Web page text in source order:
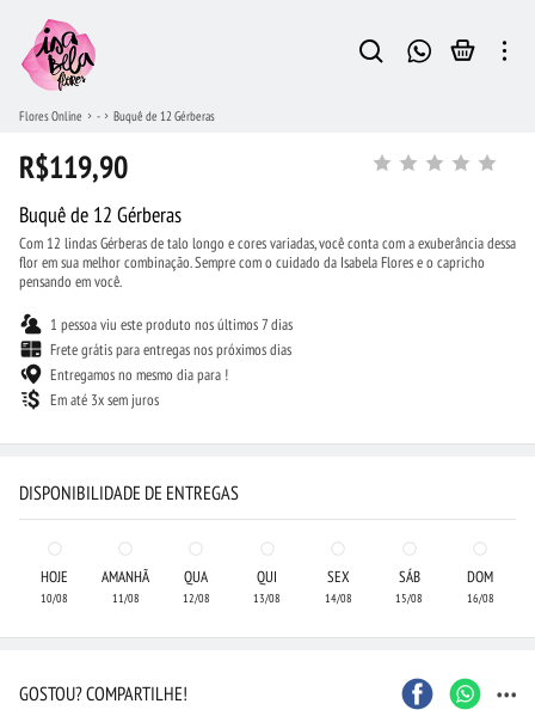
Flores Online - Buquê de 12 Gérberas
R$119,90
Buquê de 12 Gérberas
Com 12 lindas Gérberas de talo longo e cores variadas, você conta com a exuberância dessa
flor em sua melhor combinação. Sempre com o cuidado da Isabela Flores e o capricho
pensando em você.
1 pessoa viu este produto nos últimos 7 dias
Frete grátis para entregas nos próximos dias
Entregamos no mesmo dia para !
Em até 3x sem juros
DISPONIBILIDADE DE ENTREGAS
HOJE
10/08
AMANHÃ
11/08
QUA
12/08
QUI
13/08
SEX
14/08
SÁB
15/08
DOM
16/08
GOSTOU? COMPARTILHE! ...